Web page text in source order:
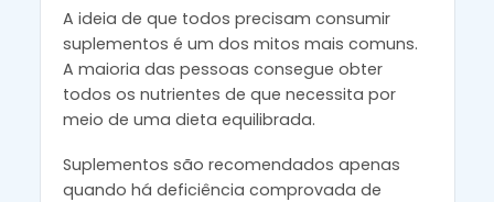
A ideia de que todos precisam consumir
suplementos é um dos mitos mais comuns.
A maioria das pessoas consegue obter
todos os nutrientes de que necessita por
meio de uma dieta equilibrada.
Suplementos são recomendados apenas
quando há deficiência comprovada de